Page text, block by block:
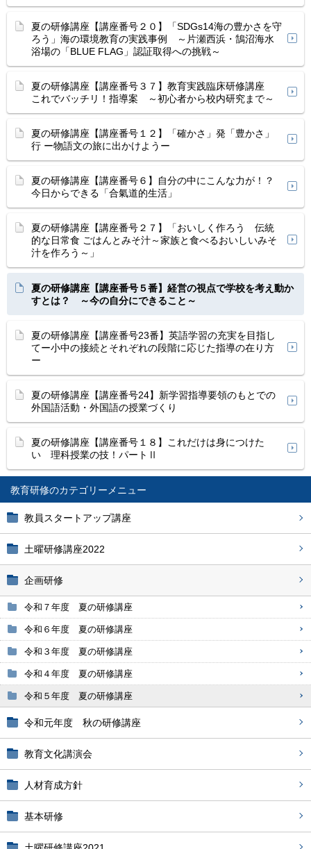
教育研修
教員スタートアップ講座
土曜研修講座2022
企画研修
令和７年度 夏の研修講座
令和６年度 夏の研修講座
令和３年度 夏の研修講座
令和４年度 夏の研修講座
令和５年度 夏の研修講座
令和元年度 秋の研修講座
教育文化講演会
人材育成方針
基本研修
夏の研修講座【講座番号２０】「SDGs14海の豊かさを守
ろう」海の環境教育の実践事例 ～片瀬西浜・鵠沼海水
浴場の「BLUE FLAG」認証取得への挑戦～
夏の研修講座【講座番号３７】教育実践臨床研修講座
これでバッチリ！指導案 ～初心者から校内研究まで～
夏の研修講座【講座番号１２】「確かさ」発「豊かさ」
行 ー物語文の旅に出かけようー
夏の研修講座【講座番号６】自分の中にこんな力が！？
今日からできる「合氣道的生活」
夏の研修講座【講座番号２７】「おいしく作ろう 伝統
的な日常食 ごはんとみそ汁～家族と食べるおいしいみそ
汁を作ろう～」
夏の研修講座【講座番号５番】経営の視点で学校を考え動か
すとは？ ～今の自分にできること～
夏の研修講座【講座番号23番】英語学習の充実を目指し
てー小中の接続とそれぞれの段階に応じた指導の在り方
ー
夏の研修講座【講座番号24】新学習指導要領のもとでの
外国語活動・外国語の授業づくり
夏の研修講座【講座番号１８】これだけは身につけた
い 理科授業の技！パートⅡ